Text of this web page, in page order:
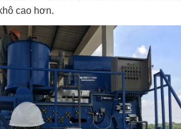
cao hơn.